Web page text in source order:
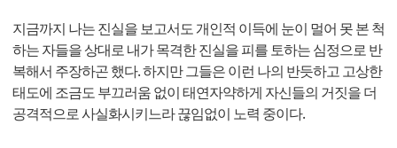
지금까지 나는 진실을 보고서도 개인적 이득에 눈이 멀어 못 본 척
하는 자들을 상대로 내가 목격한 진실을 피를 토하는 심정으로 반
복해서 주장하곤 했다. 하지만 그들은 이런 나의 반듯하고 고상한
태도에 조금도 부끄러움 없이 태연자약하게 자신들의 거짓을 더
공격적으로 사실화시키느라 끊임없이 노력 중이다.